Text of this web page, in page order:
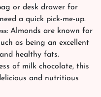
or desk drawer for
a quick pick-me-up.
Almonds are known for
as being an excellent
healthy fats.
of milk chocolate, this
and nutritious